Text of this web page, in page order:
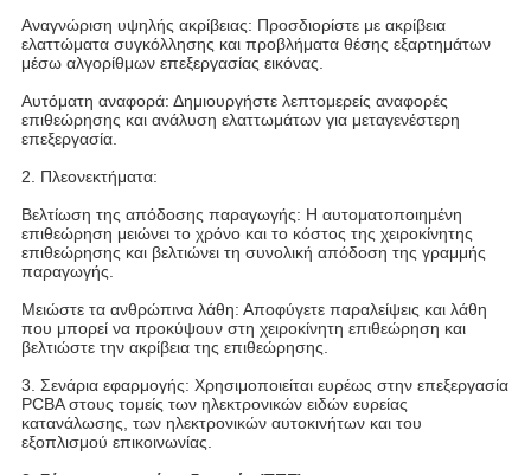
Αναγνώριση υψηλής ακρίβειας: Προσδιορίστε με ακρίβεια
ελαττώματα συγκόλλησης και προβλήματα θέσης εξαρτημάτων
μέσω αλγορίθμων επεξεργασίας εικόνας.
Αυτόματη αναφορά: Δημιουργήστε λεπτομερείς αναφορές
επιθεώρησης και ανάλυση ελαττωμάτων για μεταγενέστερη
επεξεργασία.
2. Πλεονεκτήματα:
Βελτίωση της απόδοσης παραγωγής: Η αυτοματοποιημένη
επιθεώρηση μειώνει το χρόνο και το κόστος της χειροκίνητης
επιθεώρησης και βελτιώνει τη συνολική απόδοση της γραμμής
παραγωγής.
Μειώστε τα ανθρώπινα λάθη: Αποφύγετε παραλείψεις και λάθη
που μπορεί να προκύψουν στη χειροκίνητη επιθεώρηση και
βελτιώστε την ακρίβεια της επιθεώρησης.
3. Σενάρια εφαρμογής: Χρησιμοποιείται ευρέως στην επεξεργασία
PCBA στους τομείς των ηλεκτρονικών ειδών ευρείας
κατανάλωσης, των ηλεκτρονικών αυτοκινήτων και του
εξοπλισμού επικοινωνίας.